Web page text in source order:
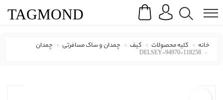
Search
TAGMOND
خانه کلیه محصولات کیف چمدان و ساک مسافرتی چمدان
DELSEY-94970-118258